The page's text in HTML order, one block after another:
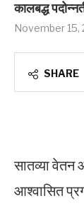
कालबद्ध
November 15,
SHARE
सातव्या वेतन
आश्वासित